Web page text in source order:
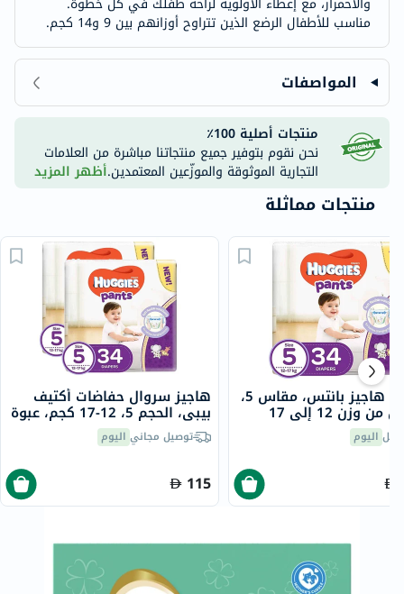
مناسب للأطفال الرضع الذين تتراوح أوزانهم بين 9 و14 كجم.
المواصفات
منتجات أصلية 100٪
نحن نقوم بتوفير جميع منتجاتنا مباشرة من العلامات
التجارية الموثوقة والموزّعين المعتمدين.أظهر المزيد
منتجات مماثلة
هاجيز سروال حفاضات أكتيف
بيبي، الحجم 5، 12-17 كجم، عبوة
ترويجية 2 × 34
توصيل مجاني اليوم
115
حفاضات هاجيز بانتس، مقاس 5،
للأطفال من وزن 12 إلى 17
من 34
اليوم